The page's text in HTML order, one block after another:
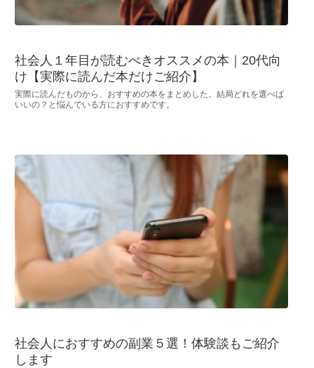
社会人１年目が読むべきオススメの本｜20代向
け【実際に読んだ本だけご紹介】
実際に読んだものから、おすすめの本をまとめした。結局どれを選べば
いいの？と悩んでいる方におすすめです。
社会人におすすめの副業５選！体験談もご紹介
します